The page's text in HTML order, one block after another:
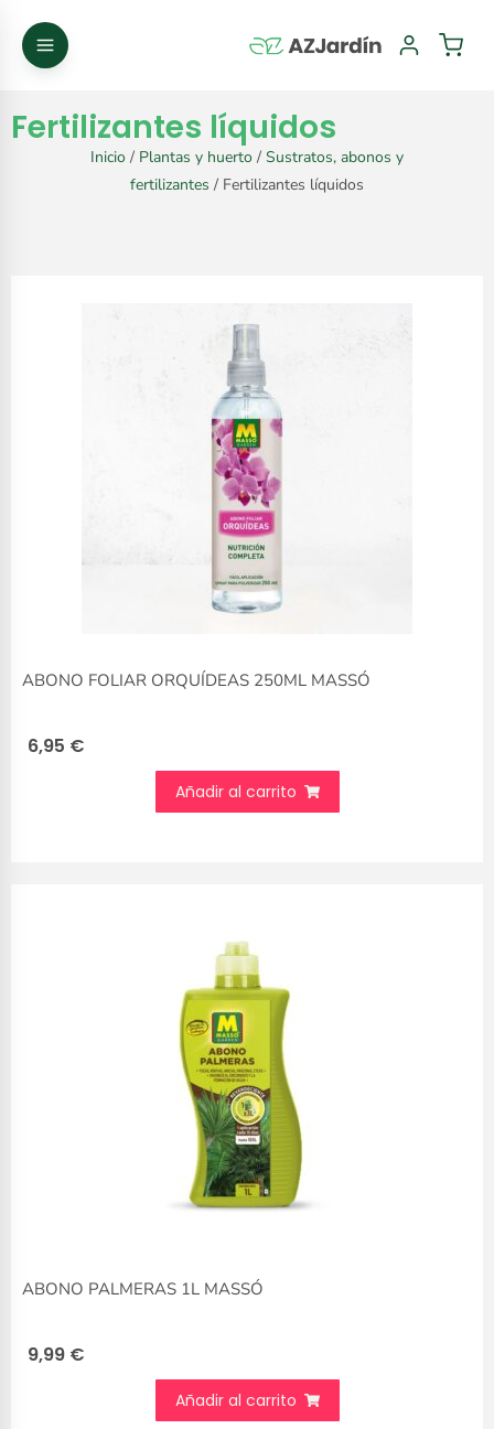
Fertilizantes líquidos
Inicio / Plantas y huerto / Sustratos, abonos y
fertilizantes / Fertilizantes líquidos
ABONO FOLIAR ORQUÍDEAS 250ML MASSÓ
6,95 €
Añadir al carrito
ABONO PALMERAS 1L MASSÓ
9,99 €
Añadir al carrito